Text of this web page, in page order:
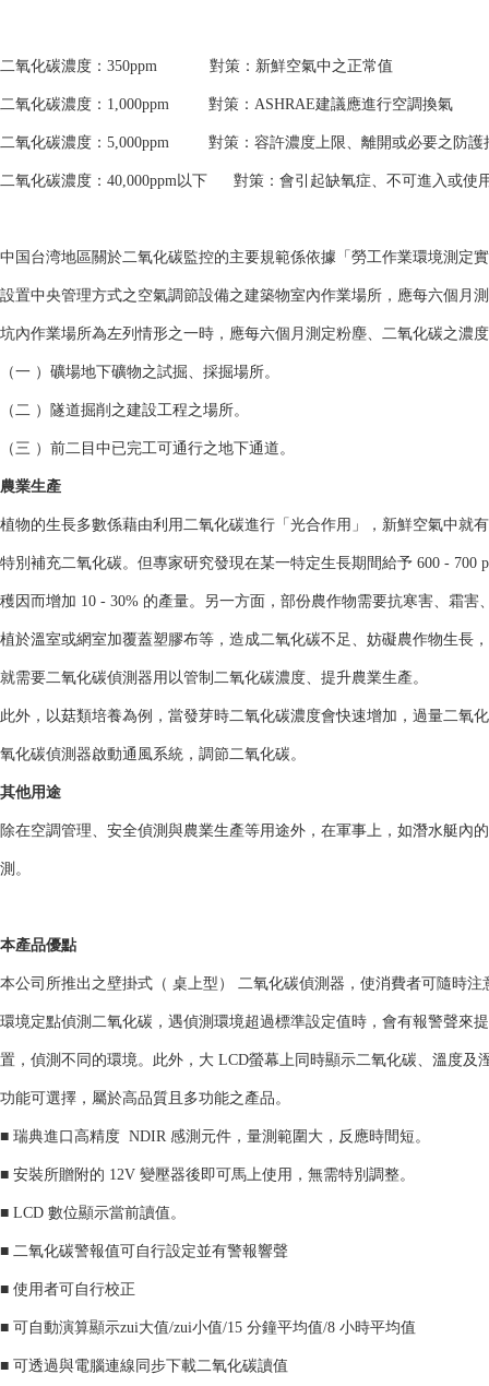
二氧化碳濃度：350ppm 對策：新鮮空氣中之正常值
二氧化碳濃度：1,000ppm 對策：ASHRAE建議應進行空調換氣
二氧化碳濃度：5,000ppm 對策：容許濃度上限、離開或必要之防護
二氧化碳濃度：40,000ppm以下 對策：會引起缺氧症、不可進入或使
中国台湾地區關於二氧化碳監控的主要規範係依據「勞工作業環境測定
設置中央管理方式之空氣調節設備之建築物室內作業場所，應每六個月
坑內作業場所為左列情形之一時，應每六個月測定粉塵、二氧化碳之濃
（一 ）礦場地下礦物之試掘、採掘場所。
（二 ）隧道掘削之建設工程之場所。
（三 ）前二目中已完工可通行之地下通道。
農業生產
植物的生長多數係藉由利用二氧化碳進行「光合作用」，新鮮空氣中就
特別補充二氧化碳。但專家研究發現在某一特定生長期間給予 600 - 700
穫因而增加 10 - 30% 的產量。另一方面，部份農作物需要抗寒害、霜害
植於溫室或網室加覆蓋塑膠布等，造成二氧化碳不足、妨礙農作物生長
就需要二氧化碳偵測器用以管制二氧化碳濃度、提升農業生產。
此外，以菇類培養為例，當發芽時二氧化碳濃度會快速增加，過量二氧
氧化碳偵測器啟動通風系統，調節二氧化碳。
其他用途
除在空調管理、安全偵測與農業生產等用途外，在軍事上，如潛水艇內
測。
本產品優點
本公司所推出之壁掛式（ 桌上型） 二氧化碳偵測器，使消費者可隨時
環境定點偵測二氧化碳，遇偵測環境超過標準設定值時，會有報警聲來
置，偵測不同的環境。此外，大 LCD螢幕上同時顯示二氧化碳、溫度及
功能可選擇，屬於高品質且多功能之產品。
■ 瑞典進口高精度 NDIR 感測元件，量測範圍大，反應時間短。
■ 安裝所贈附的 12V 變壓器後即可馬上使用，無需特別調整。
■ LCD 數位顯示當前讀值。
■ 二氧化碳警報值可自行設定並有警報響聲
■ 使用者可自行校正
■ 可自動演算顯示zui大值/zui小值/15 分鐘平均值/8 小時平均值
■ 可透過與電腦連線同步下載二氧化碳讀值